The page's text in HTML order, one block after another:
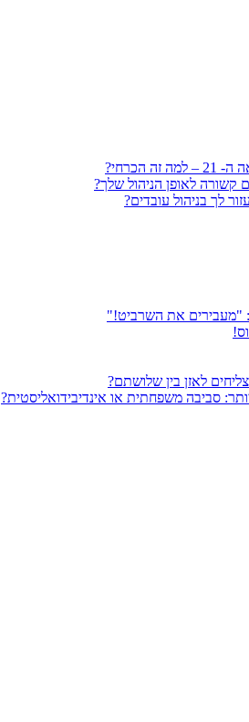
הכרחי?
קשורה לאופן הניהול שלך?
לך בניהול עובדים?
"מעבירים את השרביט!"
לאזן בין שלושתם?
סביבה משפחתית או אינדיבידואליסטית?